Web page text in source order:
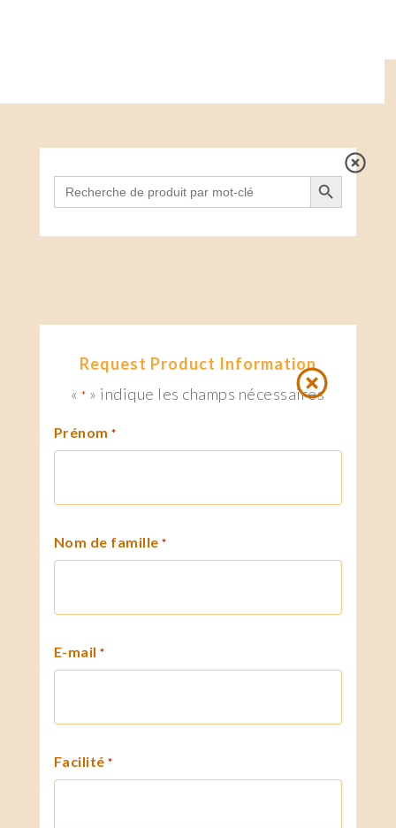
Search
for:
Search Button
Request Product Information
«* » indique les champs nécessaires
Prénom *
Nom de famille *
E-mail *
Facilité *